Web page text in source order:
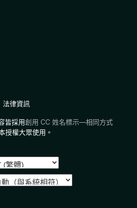
法律資訊
皆採用創用 CC 姓名標示—相同方式
授權大眾使用。